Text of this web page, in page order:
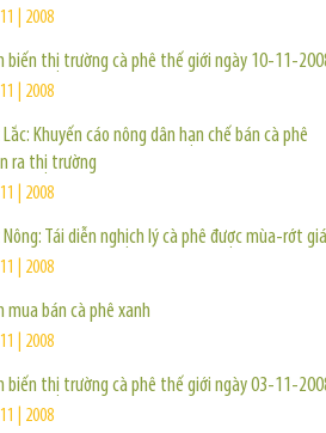
| 2008
biến thị trường cà phê thế giới ngày 10-11-
| 2008
Khuyến cáo nông dân hạn chế bán cà phê
ra thị trường
| 2008
Tái diễn nghịch lý cà phê được mùa-rớt giá
| 2008
mua bán cà phê xanh
| 2008
biến thị trường cà phê thế giới ngày 03-11-
| 2008